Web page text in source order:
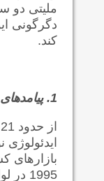
ملیتی دو
دگرگونی
کند.
1.
ایدئولوژی
بازارهای
1995 در لوای سازمان جهانی تجارت